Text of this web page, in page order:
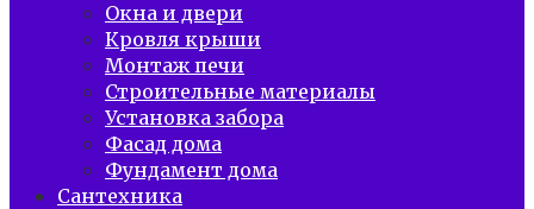
Окна и двери
Кровля крыши
Монтаж печи
Строительные материалы
Установка забора
Фасад дома
Фундамент дома
Сантехника